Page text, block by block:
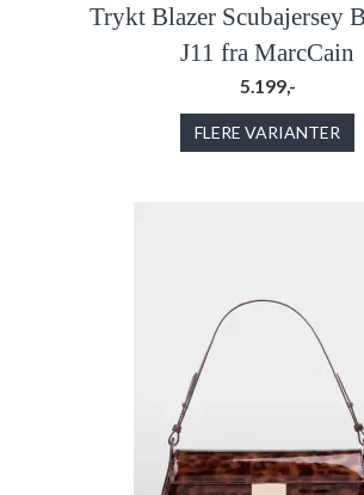
Trykt Blazer Scubajersey
J11 fra MarcCain
5.199,-
FLERE VARIANTER